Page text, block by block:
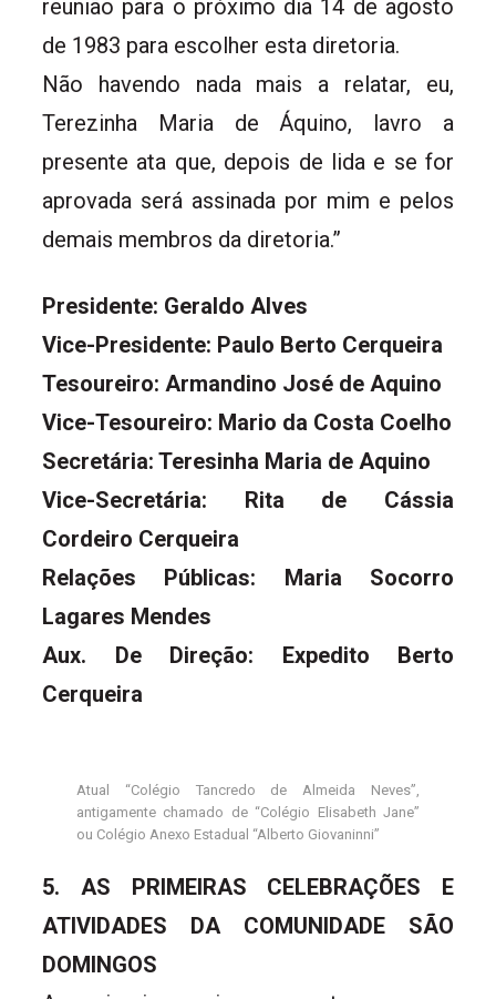
reunião para o próximo dia 14 de agosto
de 1983 para escolher esta diretoria.
Não havendo nada mais a relatar, eu,
Terezinha Maria de Áquino, lavro a
presente ata que, depois de lida e se for
aprovada será assinada por mim e pelos
demais membros da diretoria.”
Presidente: Geraldo Alves
Vice-Presidente: Paulo Berto Cerqueira
Tesoureiro: Armandino José de Aquino
Vice-Tesoureiro: Mario da Costa Coelho
Secretária: Teresinha Maria de Aquino
Vice-Secretária: Rita de Cássia
Cordeiro Cerqueira
Relações Públicas: Maria Socorro
Lagares Mendes
Aux. De Direção: Expedito Berto
Cerqueira
Atual “Colégio Tancredo de Almeida Neves”,
antigamente chamado de “Colégio Elisabeth Jane”
ou Colégio Anexo Estadual “Alberto Giovaninni”
5. AS PRIMEIRAS CELEBRAÇÕES E
ATIVIDADES DA COMUNIDADE SÃO
DOMINGOS